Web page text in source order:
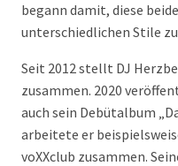
begann damit, diese
unterschiedlichen Stile
Seit 2012 stellt DJ
zusammen. 2020
auch sein Debütalbum
arbeitete er
voXXclub zusammen.